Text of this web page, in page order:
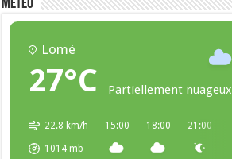
METEO
Lomé
27°C Partiellement nuageux
22.8 km/h
1014 mb
15:00 18:00 21:00